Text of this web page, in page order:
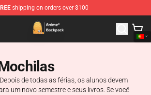
shipping on orders over $100
Shop - Official Anime Backpack Store
de todas as férias, os alunos devem
um novo semestre e seus livros. Se você